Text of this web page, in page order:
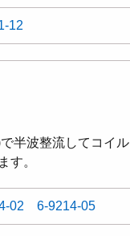
12
半波整流してコイ
す。
02 6-9214-05